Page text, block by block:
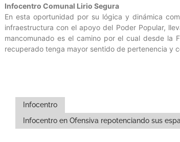
Infocentro Comunal Lirio Segura
En esta oportunidad por su lógica y dinámica
infraestructura con el apoyo del Poder Popular,
mancomunado es el camino por el cual desde la
recuperado tenga mayor sentido de pertenencia y
Infocentro
Infocentro en Ofensiva repotenciando sus